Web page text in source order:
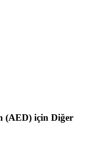
(AED) için Diğer